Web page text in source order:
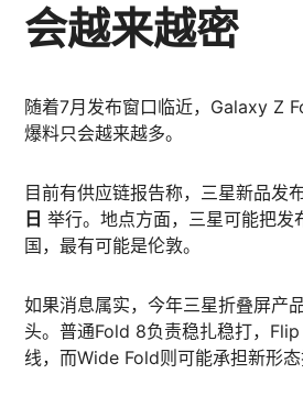
会越来越密
随着7月发布窗口临近，Galaxy Z
爆料只会越来越多。
目前有供应链报告称，三星新品发
日 举行。地点方面，三星可能把发
国，最有可能是伦敦。
如果消息属实，今年三星折叠屏产
头。普通Fold 8负责稳扎稳打，
线，而Wide Fold则可能承担新形态